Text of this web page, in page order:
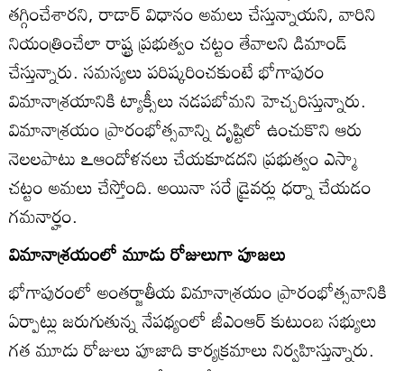
తగ్గించేశారని, రాడార్‌ విధానం అమలు చేస్తున్నాయని, వారిని
నియంత్రించేలా రాష్ట్ర ప్రభుత్వం చట్టం తేవాలని డిమాండ్‌
చేస్తున్నారు. సమస్యలు పరిష్కరించకుంటే భోగాపురం
విమానాశ్రయానికి ట్యాక్సీలు నడపబోమని హెచ్చరిస్తున్నారు.
విమానాశ్రయం ప్రారంభోత్సవాన్ని దృష్టిలో ఉంచుకొని ఆరు
నెలలపాటు ఽఆందోళనలు చేయకూడదని ప్రభుత్వం ఎస్మా
చట్టం అమలు చేస్తోంది. అయినా సరే డ్రైవర్లు ధర్నా చేయడం
గమనార్హం.
విమానాశ్రయంలో మూడు రోజులుగా పూజలు
భోగాపురంలో అంతర్జాతీయ విమానాశ్రయం ప్రారంభోత్సవానికి
ఏర్పాట్లు జరుగుతున్న నేపథ్యంలో జీఎంఆర్‌ కుటుంబ సభ్యులు
గత మూడు రోజులు పూజాది కార్యక్రమాలు నిర్వహిస్తున్నారు.